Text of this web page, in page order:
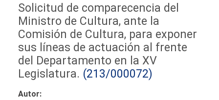
Solicitud de comparecencia del
Ministro de Cultura, ante la
Comisión de Cultura, para exponer
sus líneas de actuación al frente
del Departamento en la XV
Legislatura. (213/000072)
Autor: